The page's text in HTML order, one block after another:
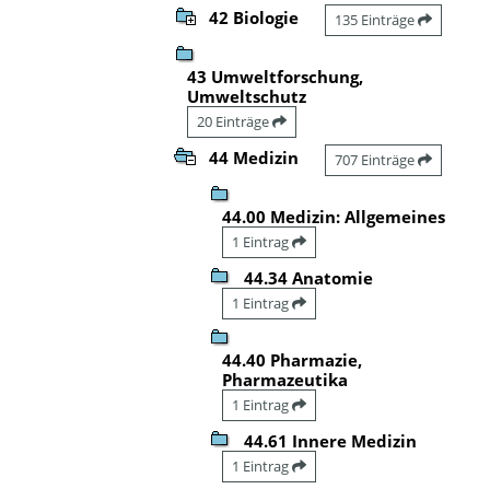
42 Biologie 135 Einträge
43 Umweltforschung,
Umweltschutz
20 Einträge
44 Medizin 707 Einträge
44.00 Medizin: Allgemeines
1 Eintrag
44.34 Anatomie
1 Eintrag
44.40 Pharmazie,
Pharmazeutika
1 Eintrag
44.61 Innere Medizin
1 Eintrag